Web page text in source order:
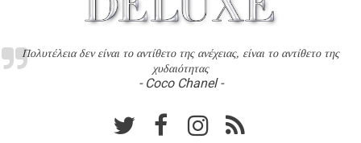
Πολυτέλεια δεν είναι το αντίθετο της ανέχειας, είναι το αντίθετο της
χυδαιότητας
- Coco Chanel -